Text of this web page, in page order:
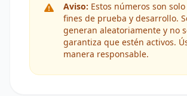
Aviso: Estos números son
fines de prueba y desarrollo.
generan aleatoriamente y no
garantiza que estén activos.
manera responsable.